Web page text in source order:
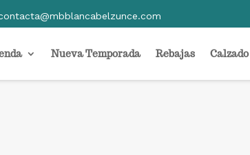
Nueva Temporada Rebajas Calzado